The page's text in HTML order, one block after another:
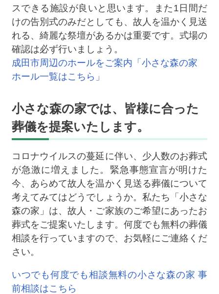
スできる施設が良いと思います。また1日間だ
けの告別式のみだとしても、故人を温かく見送
れる、綺麗な祭壇があるかは重要です。式場の
確認は必ず行いましょう。
成田市周辺のホールをご案内「小さな森の家
ホール一覧はこちら」
小さな森の家では、皆様に合った
葬儀を提案いたします。
コロナウイルスの蔓延に伴い、少人数のお葬式
が急激に増えました。緊急事態宣言が明けた
今、あらめて故人を温かく見送る葬儀について
考えてみてはどうでしょうか。私たち「小さな
森の家」は、故人・ご家族のご希望にあったお
葬式をご提案いたします。何度でも無料の葬儀
相談を行っていますので、お気軽にご連絡くだ
さい。
いつでも何度でも相談無料の小さな森の家 事
前相談はこちら